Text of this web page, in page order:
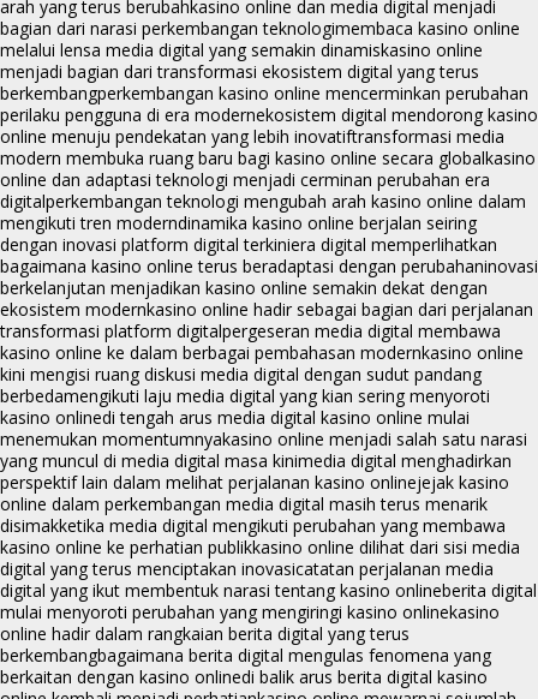
arah yang terus berubahkasino online dan media digital menjadi
bagian dari narasi perkembangan teknologimembaca kasino online
melalui lensa media digital yang semakin dinamiskasino online
menjadi bagian dari transformasi ekosistem digital yang terus
berkembangperkembangan kasino online mencerminkan perubahan
perilaku pengguna di era modernekosistem digital mendorong kasino
online menuju pendekatan yang lebih inovatiftransformasi media
modern membuka ruang baru bagi kasino online secara globalkasino
online dan adaptasi teknologi menjadi cerminan perubahan era
digitalperkembangan teknologi mengubah arah kasino online dalam
mengikuti tren moderndinamika kasino online berjalan seiring
dengan inovasi platform digital terkiniera digital memperlihatkan
bagaimana kasino online terus beradaptasi dengan perubahaninovasi
berkelanjutan menjadikan kasino online semakin dekat dengan
ekosistem modernkasino online hadir sebagai bagian dari perjalanan
transformasi platform digitalpergeseran media digital membawa
kasino online ke dalam berbagai pembahasan modernkasino online
kini mengisi ruang diskusi media digital dengan sudut pandang
berbedamengikuti laju media digital yang kian sering menyoroti
kasino onlinedi tengah arus media digital kasino online mulai
menemukan momentumnyakasino online menjadi salah satu narasi
yang muncul di media digital masa kinimedia digital menghadirkan
perspektif lain dalam melihat perjalanan kasino onlinejejak kasino
online dalam perkembangan media digital masih terus menarik
disimakketika media digital mengikuti perubahan yang membawa
kasino online ke perhatian publikkasino online dilihat dari sisi media
digital yang terus menciptakan inovasicatatan perjalanan media
digital yang ikut membentuk narasi tentang kasino onlineberita digital
mulai menyoroti perubahan yang mengiringi kasino onlinekasino
online hadir dalam rangkaian berita digital yang terus
berkembangbagaimana berita digital mengulas fenomena yang
berkaitan dengan kasino onlinedi balik arus berita digital kasino